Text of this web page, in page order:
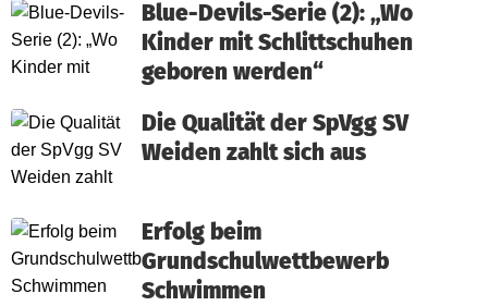
Blue-Devils-Serie (2): „Wo
Kinder mit Schlittschuhen
geboren werden“
Die Qualität der SpVgg SV
Weiden zahlt sich aus
Erfolg beim
Grundschulwettbewerb
Schwimmen